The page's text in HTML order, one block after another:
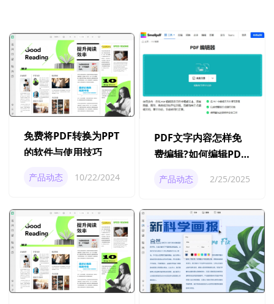
免费将PDF转换为PPT
的软件与使用技巧
产品动态 10/22/2024
PDF文字内容怎样免
费编辑?如何编辑PDF
产品动态 2/25/2025